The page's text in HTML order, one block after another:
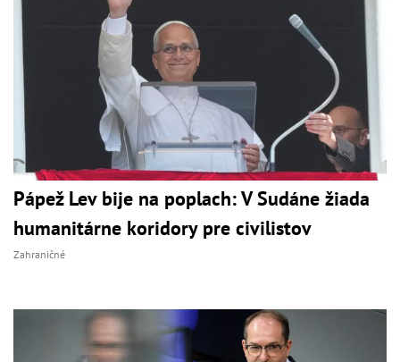
Pápež Lev bije na poplach: V Sudáne žiada
humanitárne koridory pre civilistov
Zahraničné